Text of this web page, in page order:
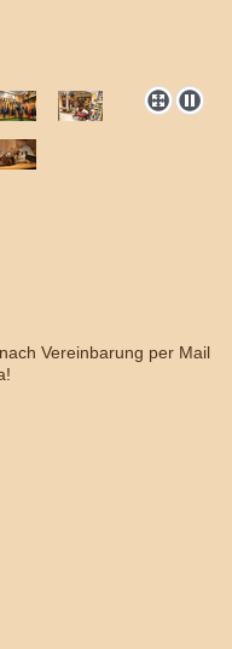
Vereinbarung per Mail